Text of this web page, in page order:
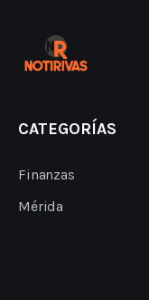
CATEGORÍAS
Finanzas
Mérida